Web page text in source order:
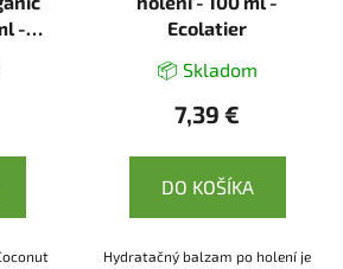
-
Ecolatier
📦 Skladom
7,39 €
DO KOŠÍKA
Hydratačný balzam po holení je